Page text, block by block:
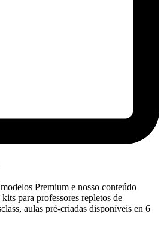
Premium e nosso conteúdo
para professores repletos de
aulas pré-criadas disponíveis en 6